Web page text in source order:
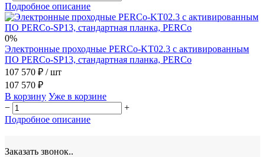
Подробное описание
0%
Электронные проходные PERCo-KT02.3 с активированным
ПО PERCo-SP13, стандартная планка, PERCo
107 570 ₽ / шт
107 570 ₽
В корзину Уже в корзине
−
+
Подробное описание
Заказать звонок..